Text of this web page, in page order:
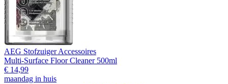
AEG Stofzuiger Accessoires
Multi-Surface Floor Cleaner 500ml
€ 14,99
maandag in huis